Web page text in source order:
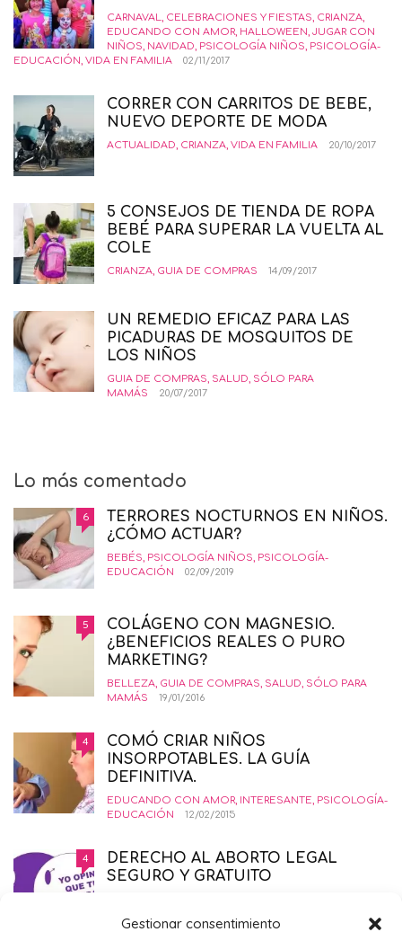
Gestionar consentimiento
CARNAVAL, CELEBRACIONES Y FIESTAS, CRIANZA,
EDUCANDO CON AMOR, HALLOWEEN, JUGAR CON
NIÑOS, NAVIDAD, PSICOLOGÍA NIÑOS, PSICOLOGÍA-
EDUCACIÓN, VIDA EN FAMILIA 02/11/2017
CORRER CON CARRITOS DE BEBE,
NUEVO DEPORTE DE MODA
ACTUALIDAD, CRIANZA, VIDA EN FAMILIA 20/10/2017
5 CONSEJOS DE TIENDA DE ROPA
BEBÉ PARA SUPERAR LA VUELTA AL
COLE
CRIANZA, GUIA DE COMPRAS 14/09/2017
UN REMEDIO EFICAZ PARA LAS
PICADURAS DE MOSQUITOS DE
LOS NIÑOS
GUIA DE COMPRAS, SALUD, SÓLO PARA
MAMÁS
20/07/2017
Lo más comentado
6
TERRORES NOCTURNOS EN NIÑOS.
¿CÓMO ACTUAR?
BEBÉS, PSICOLOGÍA NIÑOS, PSICOLOGÍA-
EDUCACIÓN
02/09/2019
5
COLÁGENO CON MAGNESIO.
¿BENEFICIOS REALES O PURO
MARKETING?
BELLEZA, GUIA DE COMPRAS, SALUD, SÓLO PARA
MAMÁS
19/01/2016
4
COMÓ CRIAR NIÑOS
INSORPOTABLES. LA GUÍA
DEFINITIVA.
EDUCANDO CON AMOR, INTERESANTE, PSICOLOGÍA-
EDUCACIÓN
12/02/2015
4
DERECHO AL ABORTO LEGAL
SEGURO Y GRATUITO